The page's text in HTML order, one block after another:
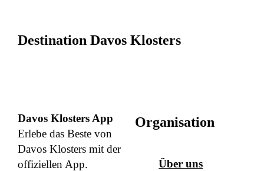
Destination Davos Klosters
Davos Klosters App
Erlebe das Beste von
Davos Klosters mit der
offiziellen App.
Organisation
Über uns